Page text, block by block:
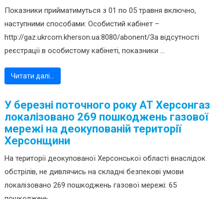
Показники прийматимуться з 01 по 05 травня включно,
наступними способами: Особистий кабінет –
http://gaz.ukrcom.kherson.ua:8080/abonent/За відсутності
реєстрації в особистому кабінеті, показники ...
Читати далі…
У березні поточного року АТ Херсонгаз
локалізовано 269 пошкоджень газової
мережі на деокупованій території
Херсонщини
На території деокупованої Херсонської області внаслідок
обстрілів, не дивлячись на складні безпекові умови
локалізовано 269 пошкоджень газової мережі: 65